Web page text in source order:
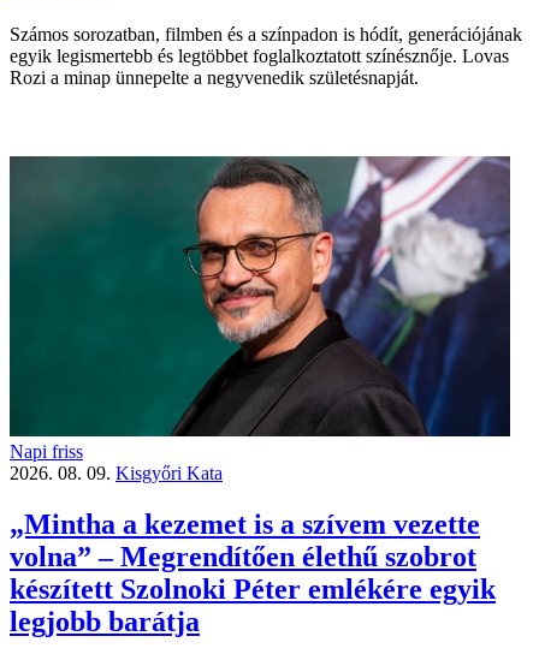
Számos sorozatban, filmben és a színpadon is hódít, generációjának
egyik legismertebb és legtöbbet foglalkoztatott színésznője. Lovas
Rozi a minap ünnepelte a negyvenedik születésnapját.
Napi friss
2026. 08. 09. Kisgyőri Kata
„Mintha a kezemet is a szívem vezette
volna” – Megrendítően élethű szobrot
készített Szolnoki Péter emlékére egyik
legjobb barátja